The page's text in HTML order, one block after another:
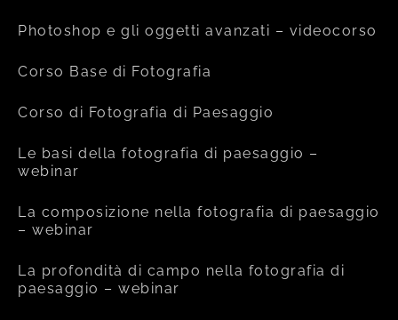
Photoshop e gli oggetti avanzati – videocorso
Corso Base di Fotografia
Corso di Fotografia di Paesaggio
Le basi della fotografia di paesaggio –
webinar
La composizione nella fotografia di paesaggio
– webinar
La profondità di campo nella fotografia di
paesaggio – webinar